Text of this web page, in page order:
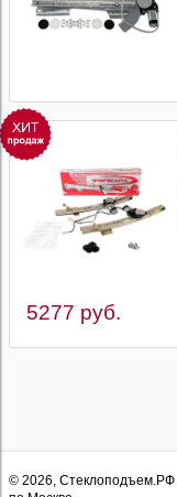
5277 руб.
© 2026, Стеклоподъем.РФ